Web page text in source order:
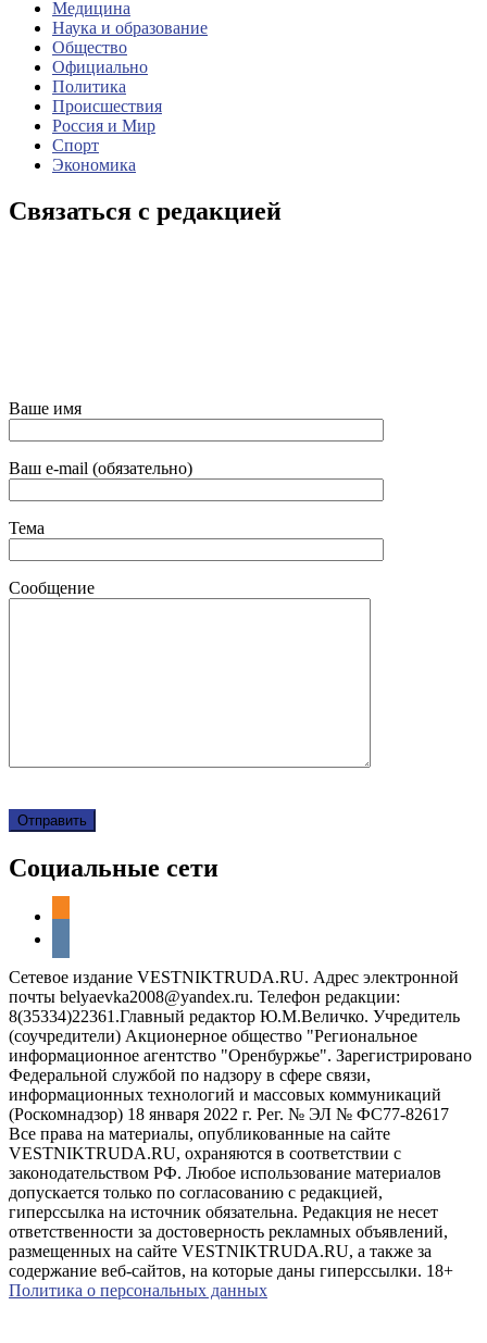
Медицина
Наука и образование
Общество
Официально
Политика
Происшествия
Россия и Мир
Спорт
Экономика
Связаться с редакцией
Ваше имя
Ваш e-mail (обязательно)
Тема
Сообщение
Социальные сети
Сетевое издание VESTNIKTRUDA.RU. Адрес электронной
почты belyaevka2008@yandex.ru. Телефон редакции:
8(35334)22361.Главный редактор Ю.М.Величко. Учредитель
(соучредители) Акционерное общество "Региональное
информационное агентство "Оренбуржье". Зарегистрировано
Федеральной службой по надзору в сфере связи,
информационных технологий и массовых коммуникаций
(Роскомнадзор) 18 января 2022 г. Рег. № ЭЛ № ФС77-82617
Все права на материалы, опубликованные на сайте
VESTNIKTRUDA.RU, охраняются в соответствии с
законодательством РФ. Любое использование материалов
допускается только по согласованию с редакцией,
гиперссылка на источник обязательна. Редакция не несет
ответственности за достоверность рекламных объявлений,
размещенных на сайте VESTNIKTRUDA.RU, а также за
содержание веб-сайтов, на которые даны гиперссылки. 18+
Политика о персональных данных